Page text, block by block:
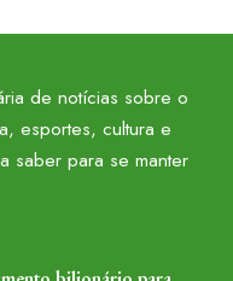
de notícias sobre o
esportes, cultura e
saber para se manter